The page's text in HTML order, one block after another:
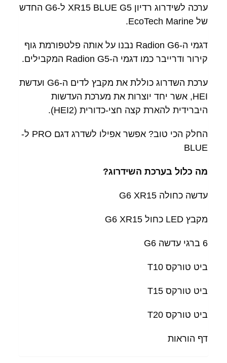
ערכה לשידרוג רדיון XR15 BLUE G5 ל-G6 החדש
של EcoTech Marine.
דגמי ה-Radion G6 נבנו על אותה פלטפורמת גוף
קירור ודרייבר כמו דגמי ה-Radion G5 המקבילים.
ערכת השדרוג כוללת את מקבץ לדים ה-G6 ועדשת
HEI, אשר יחד יוצרות את מערכת העדשות
היברידית להארת קצה חצי-כדורית (HEI2).
החלק הכי טוב? אפשר אפילו לשדרג דגם PRO ל-
BLUE
מה כלול בערכת השידרוג?
עדשה כחולה G6 XR15
מקבץ LED כחול G6 XR15
6 ברגי עדשה G6
ביט טורקס T10
ביט טורקס T15
ביט טורקס T20
דף הוראות